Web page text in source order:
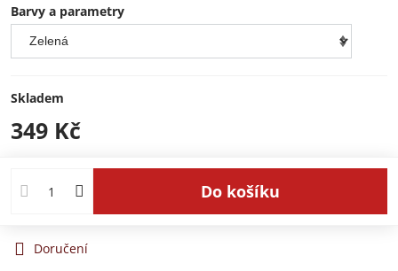
Barvy a parametry
Skladem
349 Kč
Do košíku
Doručení